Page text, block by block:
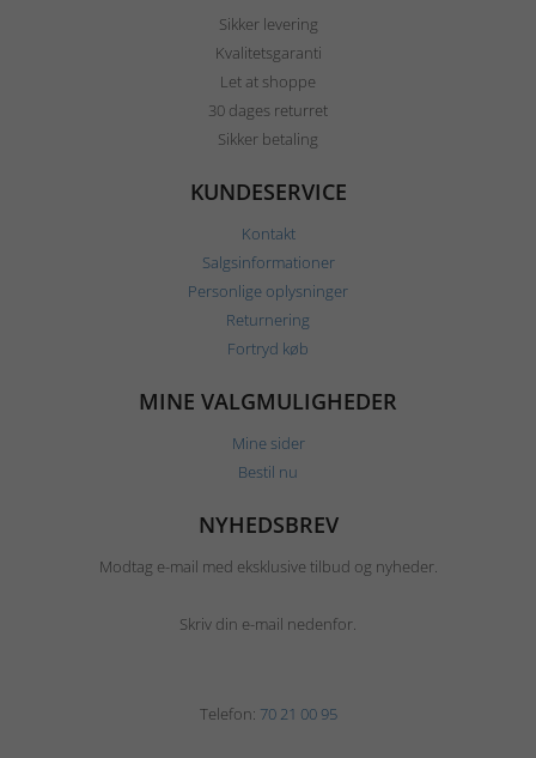
Sikker levering
Kvalitetsgaranti
Let at shoppe
30 dages returret
Sikker betaling
KUNDESERVICE
Kontakt
Salgsinformationer
Personlige oplysninger
Returnering
Fortryd køb
MINE VALGMULIGHEDER
Mine sider
Bestil nu
NYHEDSBREV
Modtag e-mail med eksklusive tilbud og nyheder.
Skriv din e-mail nedenfor.
Telefon: 70 21 00 95